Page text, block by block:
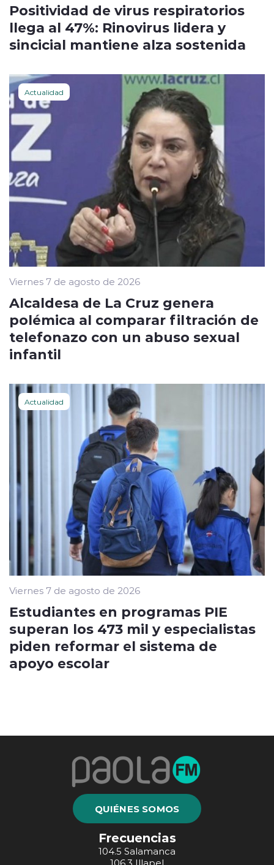
Positividad de virus respiratorios
llega al 47%: Rinovirus lidera y
sincicial mantiene alza sostenida
Actualidad
Viernes 7 de agosto de 2026
Alcaldesa de La Cruz genera
polémica al comparar filtración de
telefonazo con un abuso sexual
infantil
Actualidad
Viernes 7 de agosto de 2026
Estudiantes en programas PIE
superan los 473 mil y especialistas
piden reformar el sistema de
apoyo escolar
QUIÉNES SOMOS
Frecuencias
104.5 Salamanca